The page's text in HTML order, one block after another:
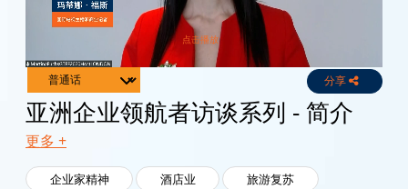
Channels 分享
亚洲企业领航者访谈系列 - 简介
更多 +
企业家精神 酒店业
旅游复苏